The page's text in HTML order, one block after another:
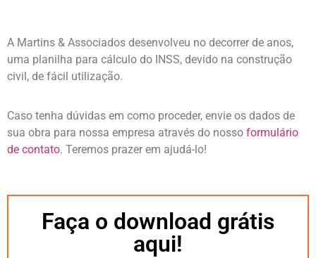
A Martins & Associados desenvolveu no decorrer de anos,
uma planilha para cálculo do INSS, devido na construção
civil, de fácil utilização.
Caso tenha dúvidas em como proceder, envie os dados de
sua obra para nossa empresa através do nosso formulário
de contato. Teremos prazer em ajudá-lo!
Faça o download grátis
aqui!